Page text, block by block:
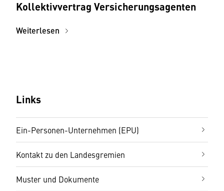
Kollektivvertrag Versicherungsagenten
Weiterlesen
Links
Ein-Personen-Unternehmen (EPU)
Kontakt zu den Landesgremien
Muster und Dokumente